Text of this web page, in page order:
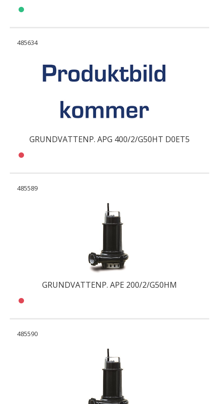
485634
GRUNDVATTENP. APG 400/2/G50HT D0ET5
485589
GRUNDVATTENP. APE 200/2/G50HM
485590